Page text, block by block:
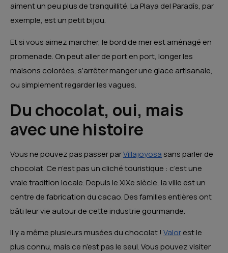
aiment un peu plus de tranquillité. La Playa del Paradís, par
exemple, est un petit bijou.
Et si vous aimez marcher, le bord de mer est aménagé en
promenade. On peut aller de port en port, longer les
maisons colorées, s’arrêter manger une glace artisanale,
ou simplement regarder les vagues.
Du chocolat, oui, mais
avec une histoire
Vous ne pouvez pas passer parVillajoyosa sans parler de
chocolat. Ce n’est pas un cliché touristique : c’est une
vraie tradition locale. Depuis le XIXe siècle, la ville est un
centre de fabrication du cacao. Des familles entières ont
bâti leur vie autour de cette industrie gourmande.
Il y a même plusieurs musées du chocolat ! Valorest le
plus connu, mais ce n’est pas le seul. Vous pouvez visiter